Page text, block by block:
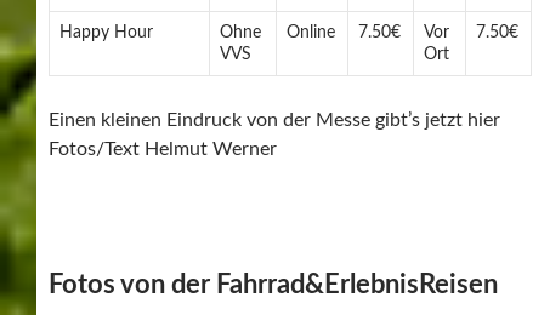
Happy Hour
Ohne
VVS
Online 7.50€
Vor
Ort
7.50€
Einen kleinen Eindruck von der Messe gibt’s jetzt hier
Fotos/Text Helmut Werner
Fotos von der Fahrrad&ErlebnisReisen